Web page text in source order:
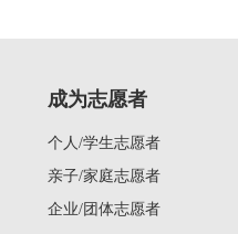
成为志愿者
个人/学生志愿者
亲子/家庭志愿者
企业/团体志愿者